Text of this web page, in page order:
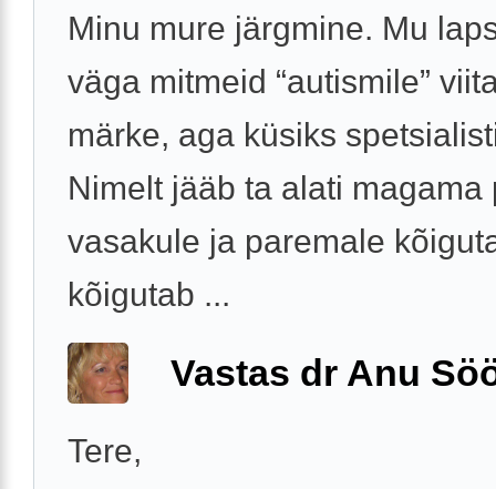
Minu mure järgmine. Mu
väga mitmeid “autismile”
märke, aga küsiks
Nimelt jääb ta alati magama
vasakule ja paremale
kõigutab ...
Vastas dr Anu
Tere,